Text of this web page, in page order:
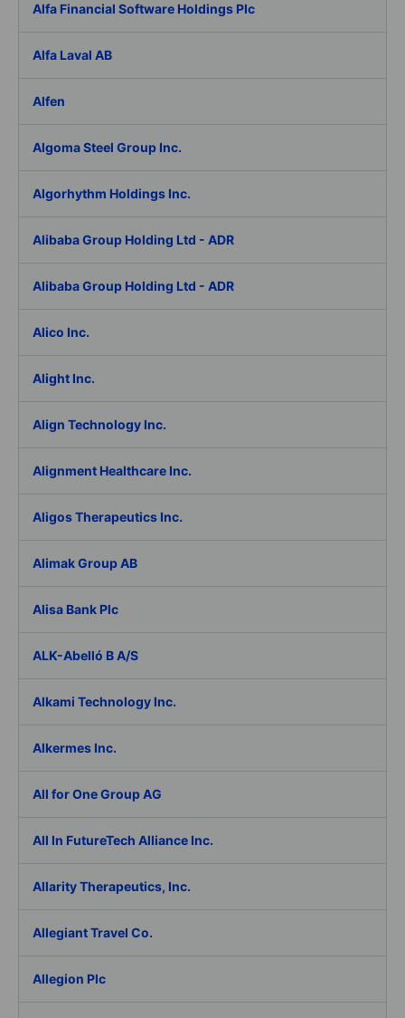
Alfa Financial Software Holdings Plc
Alfa Laval AB
Alfen
Algoma Steel Group Inc.
Algorhythm Holdings Inc.
Alibaba Group Holding Ltd - ADR
Alibaba Group Holding Ltd - ADR
Alico Inc.
Alight Inc.
Align Technology Inc.
Alignment Healthcare Inc.
Aligos Therapeutics Inc.
Alimak Group AB
Alisa Bank Plc
ALK-Abelló B A/S
Alkami Technology Inc.
Alkermes Inc.
All for One Group AG
All In FutureTech Alliance Inc.
Allarity Therapeutics, Inc.
Allegiant Travel Co.
Allegion Plc